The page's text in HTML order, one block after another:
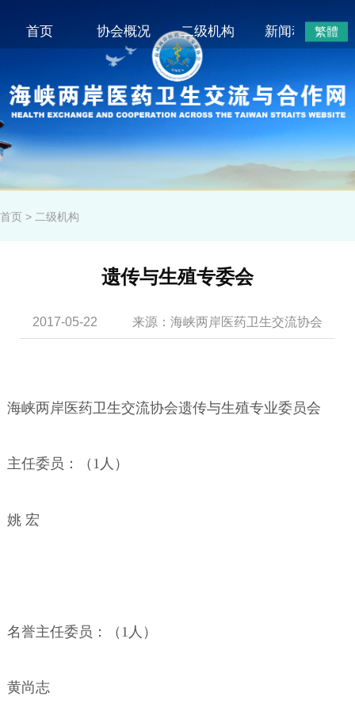
首页 协会概况 二级机构 新闻动态繁體
首页 > 二级机构
遗传与生殖专委会
2017-05-22 来源：海峡两岸医药卫生交流协会
海峡两岸医药卫生交流协会遗传与生殖专业委员会
主任委员：（ 1 人）
姚 宏
名誉主任委员：（ 1 人）
黄尚志